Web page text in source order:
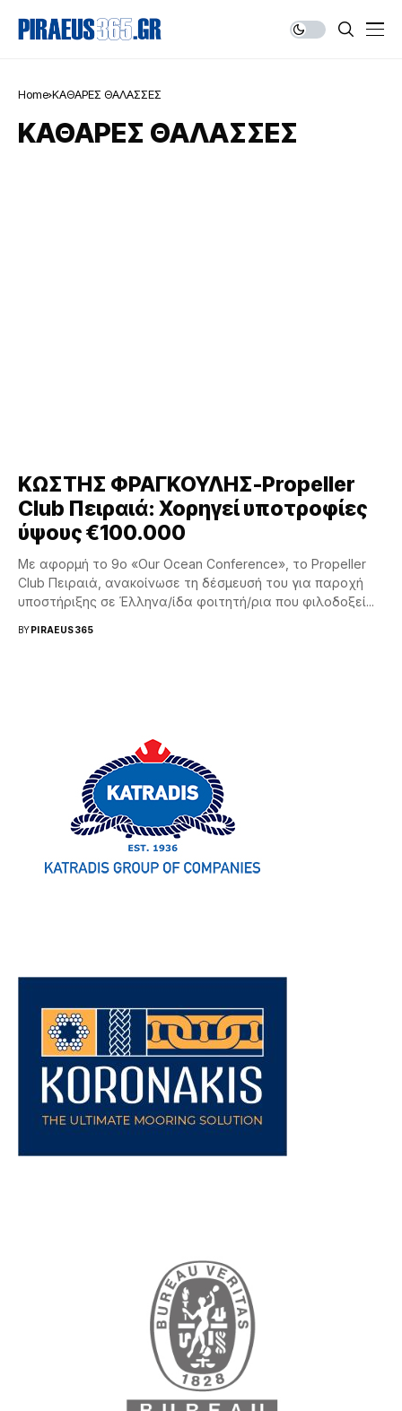
Home ΚΑΘΑΡΕΣ ΘΑΛΑΣΣΕΣ
ΚΑΘΑΡΕΣ ΘΑΛΑΣΣΕΣ
ΚΩΣΤΗΣ ΦΡΑΓΚΟΥΛΗΣ-Propeller
Club Πειραιά: Χορηγεί υποτροφίες
ύψους €100.000
Με αφορμή το 9ο «Our Ocean Conference», το Propeller
Club Πειραιά, ανακοίνωσε τη δέσμευσή του για παροχή
υποστήριξης σε Έλληνα/ίδα φοιτητή/ρια που φιλοδοξεί...
BY PIRAEUS365